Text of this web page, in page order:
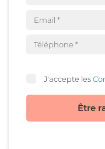
J'accepte les
Être